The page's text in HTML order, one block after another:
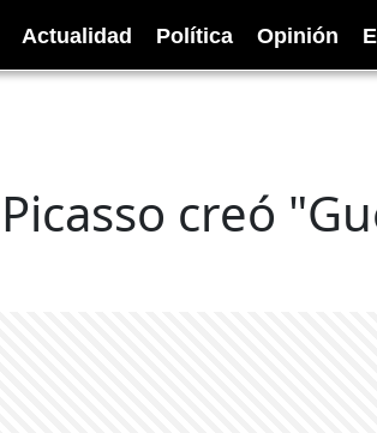
Actualidad Política Opinión
creó